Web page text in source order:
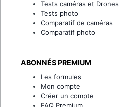
Tests caméras et Drones
Tests photo
Comparatif de caméras
Comparatif photo
ABONNÉS PREMIUM
Les formules
Mon compte
Créer un compte